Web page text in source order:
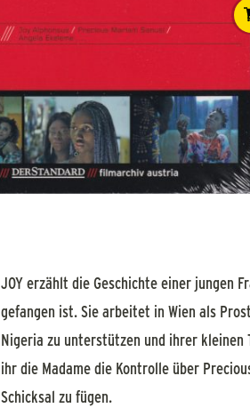
JOY erzählt die Geschichte einer jungen
gefangen ist. Sie arbeitet in Wien als
Nigeria zu unterstützen und ihrer
ihr die Madame die Kontrolle über
Schicksal zu fügen.